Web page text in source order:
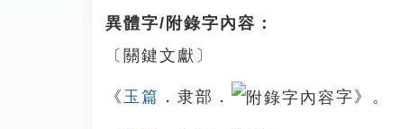
異體字/附錄字內容：
〔關鍵文獻〕
《 玉篇 ．隶部． 字》。